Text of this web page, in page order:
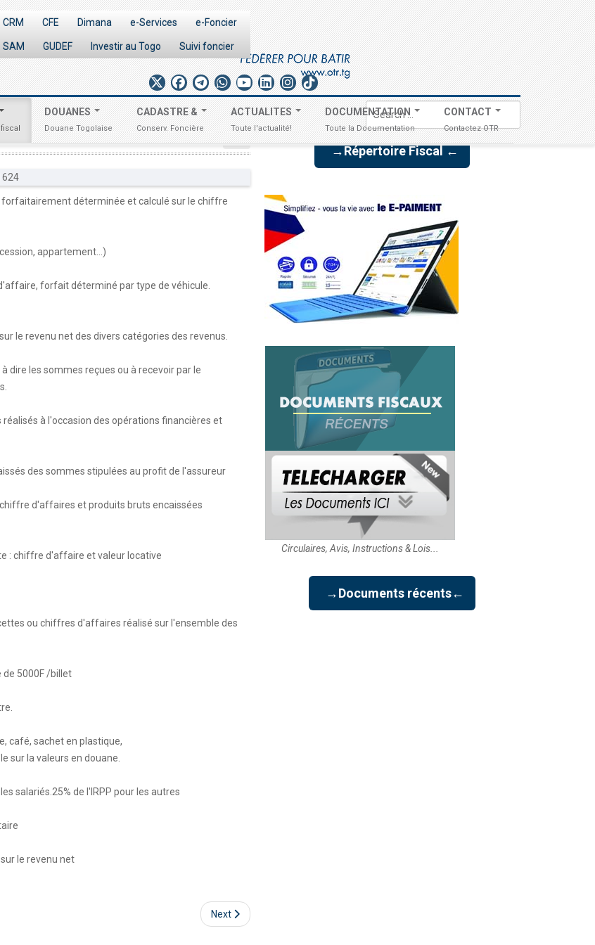
CRM CFE Dimana e-Services e-Foncier
SAM GUDEF Investir au Togo Suivi foncier
Search
...
DOUANES
Douane Togolaise
CADASTRE &
Conserv. Foncière
ACTUALITES
Toute l'actualité!
DOCUMENTATION
Toute la Documentation
CONTACT
Contactez OTR
forfaitairement déterminée et calculé sur le chiffre
appartement...)
forfait déterminé par type de véhicule.
le revenu net des divers catégories des revenus.
dire les sommes reçues ou à recevoir par le
à l'occasion des opérations financières et
des sommes stipulées au profit de l'assureur
chiffre d'affaires et produits bruts encaissées
: chiffre d'affaire et valeur locative
ou chiffres d'affaires réalisé sur l'ensemble des
5000F /billet
café, sachet en plastique,
sur la valeurs en douane.
salariés.25% de l'IRPP pour les autres
le revenu net
Next
→Répertoire Fiscal ←
Circulaires, Avis, Instructions & Lois...
→Documents récents←